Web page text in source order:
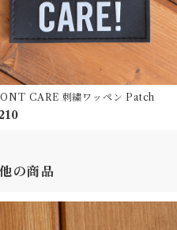
CARE 刺繍ワッペン Patch
の商品